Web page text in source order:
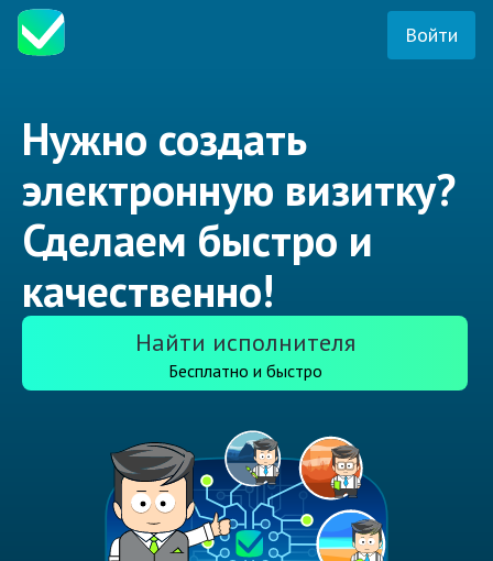
Войти
Нужно создать
электронную визитку?
Сделаем быстро и
качественно!
Найти исполнителя
Бесплатно и быстро